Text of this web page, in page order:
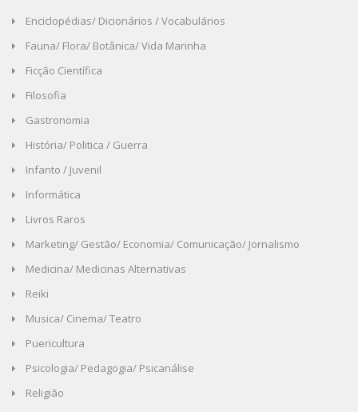
Enciclopédias/ Dicionários / Vocabulários
Fauna/ Flora/ Botânica/ Vida Marinha
Ficção Científica
Filosofia
Gastronomia
História/ Politica / Guerra
Infanto / Juvenil
Informática
Livros Raros
Marketing/ Gestão/ Economia/ Comunicação/ Jornalismo
Medicina/ Medicinas Alternativas
Reiki
Musica/ Cinema/ Teatro
Puericultura
Psicologia/ Pedagogia/ Psicanálise
Religião